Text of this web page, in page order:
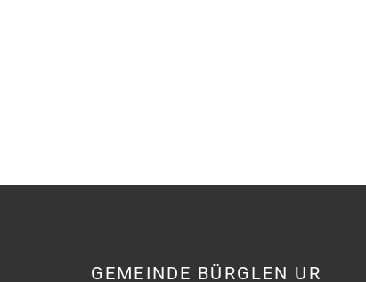
Fusszeile
GEMEINDE BÜRGLEN UR